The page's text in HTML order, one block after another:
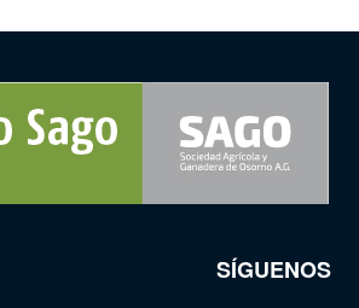
SÍGUENOS